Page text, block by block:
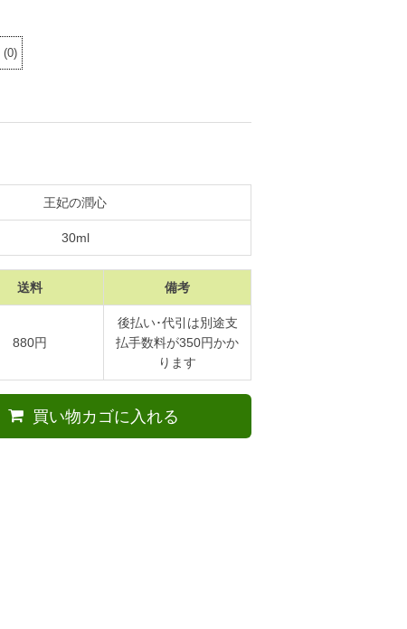
(0)
王妃の潤心
30ml
送料 備考
880円
後払い･代引は別途支
払手数料が350円かか
ります
買い物カゴに入れる